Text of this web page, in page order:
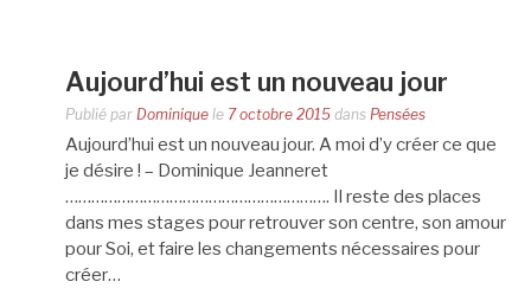
Aujourd’hui est un nouveau jour
Publié par Dominique le 7 octobre 2015 dans Pensées
Aujourd’hui est un nouveau jour. A moi d’y créer ce que
je désire ! – Dominique Jeanneret
……………………………………………………. Il reste des places
dans mes stages pour retrouver son centre, son amour
pour Soi, et faire les changements nécessaires pour
créer…